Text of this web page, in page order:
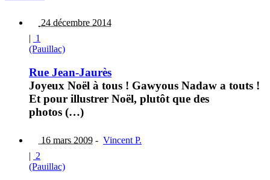
24 décembre 2014
| 1
(Pauillac)
Rue Jean-Jaurès
Joyeux Noël à tous ! Gawyous Nadaw a touts !
Et pour illustrer Noël, plutôt que des
photos (…)
16 mars 2009 - Vincent P.
| 2
(Pauillac)